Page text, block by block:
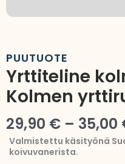
PUUTUOTE
Yrttiteline
Kolmen
29,90 € – 35,00
Valmistettu käsityönä
koivuvanerista.